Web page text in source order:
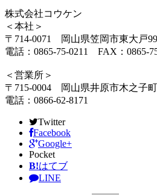
株式会社コウケン
＜本社＞
〒714-0071 岡山県笠岡市東大戸
電話：0865-75-0211 FAX：0865-
＜営業所＞
〒715-0004 岡山県井原市木之子町
電話：0866-62-8171
Twitter
Facebook
Google+
Pocket
B!はてブ
LINE